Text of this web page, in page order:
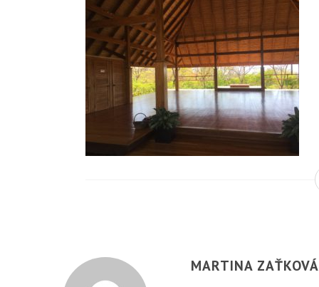
MARTINA ZAŤKOVÁ